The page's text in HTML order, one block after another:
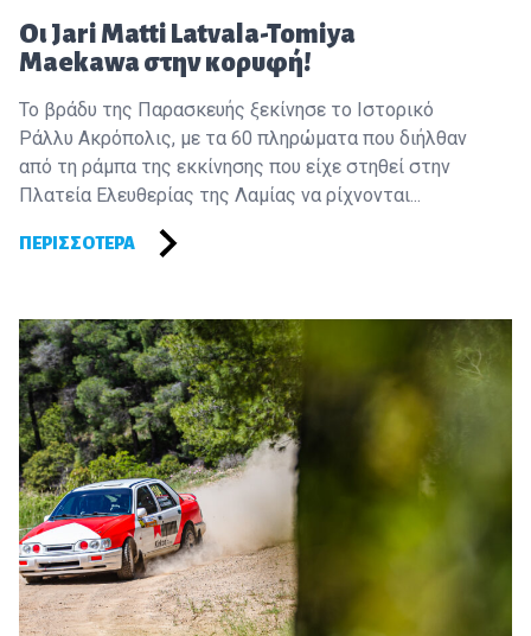
Οι Jari Matti Latvala-Tomiya
Maekawa στην κορυφή!
Το βράδυ της Παρασκευής ξεκίνησε το Ιστορικό
Ράλλυ Ακρόπολις, με τα 60 πληρώματα που διήλθαν
από τη ράμπα της εκκίνησης που είχε στηθεί στην
Πλατεία Ελευθερίας της Λαμίας να ρίχνονται...
ΠΕΡΙΣΣΌΤΕΡΑ